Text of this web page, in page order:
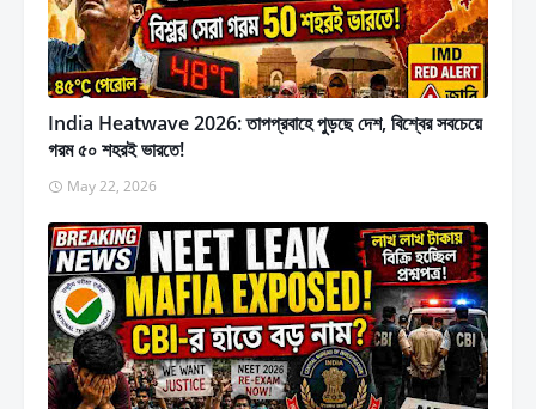
India Heatwave 2026: তাপপ্রবাহে পুড়ছে দেশ, বিশ্বের সবচেয়ে
গরম ৫০ শহরই ভারতে!
May 22, 2026